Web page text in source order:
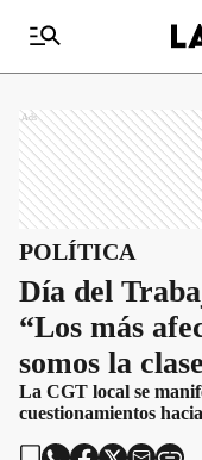
Ads
POLÍTICA
Día del
“Los más
somos la
La CGT local se
cuestionamientos